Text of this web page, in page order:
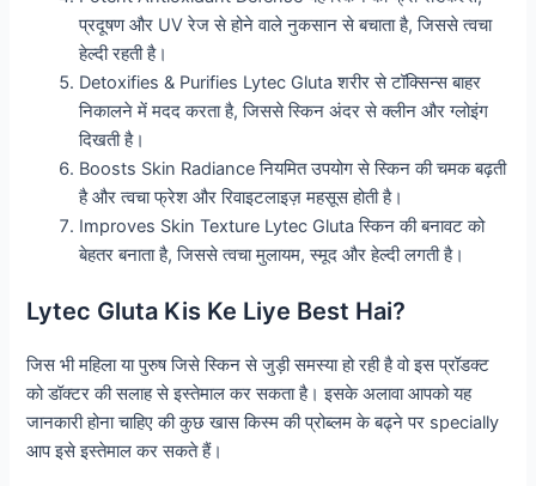
प्रदूषण और UV रेज से होने वाले नुकसान से बचाता है, जिससे त्वचा
हेल्दी रहती है।
Detoxifies & Purifies Lytec Gluta शरीर से टॉक्सिन्स बाहर
निकालने में मदद करता है, जिससे स्किन अंदर से क्लीन और ग्लोइंग
दिखती है।
Boosts Skin Radiance नियमित उपयोग से स्किन की चमक बढ़ती
है और त्वचा फ्रेश और रिवाइटलाइज़ महसूस होती है।
Improves Skin Texture Lytec Gluta स्किन की बनावट को
बेहतर बनाता है, जिससे त्वचा मुलायम, स्मूद और हेल्दी लगती है।
Lytec Gluta Kis Ke Liye Best Hai?
जिस भी महिला या पुरुष जिसे स्किन से जुड़ी समस्या हो रही है वो इस प्रॉडक्ट
को डॉक्टर की सलाह से इस्तेमाल कर सकता है। इसके अलावा आपको यह
जानकारी होना चाहिए की कुछ खास किस्म की प्रोब्लम के बढ्ने पर specially
आप इसे इस्तेमाल कर सकते हैं।